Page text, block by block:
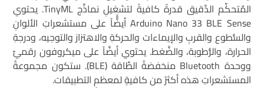
المٌتحكِّم الدَّقيق قدرةً كافيةً لتشغيلِ نماذِّج TinyML. يحتوي
Arduino Nano 33 BLE Sense أيضًَّّاً على مستشعراتِ الألوانِ
والسُّطوع والقربِ والإيماءات والحركةِ والاهتزاز والتوجيه، ودرجةِ
الحرارة، والرُّطوبة، والضَّغط. يحتوي أيضَّاً على ميكروفون رقميِّ
ووحدة Bluetooth منخفضةُ الطَّاقة (BLE). ستكون مجموعةُ
المستشعراتِ هذه أكثرُ من كافيةٍ لمعظمِ التطبيقات.